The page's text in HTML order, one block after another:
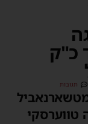
כ"ק
תגובות
טווערסקי